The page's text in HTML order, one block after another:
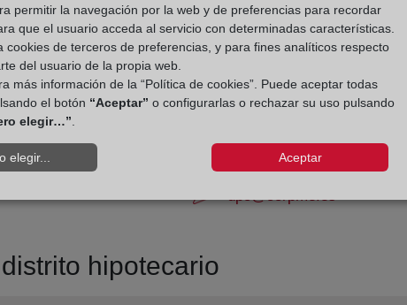
Datos de contacto:
Catalina Javiera Ruiz-
Delegado de Protección de Datos:
dpo@corpme.es
hipotecario
permitir la navegación por la web y de preferencias para recordar
que el usuario acceda al servicio con determinadas características.
cookies de terceros de preferencias, y para fines analíticos respecto
del usuario de la propia web.
más información de la “Política de cookies”. Puede aceptar todas
el botón “Aceptar” o configurarlas o rechazar su uso pulsando
elegir…”.
elegir... Aceptar